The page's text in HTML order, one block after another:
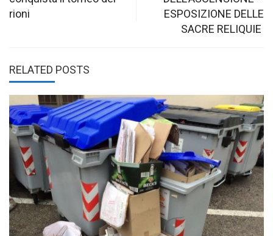
rioni
ESPOSIZIONE DELLE
SACRE RELIQUIE
RELATED POSTS